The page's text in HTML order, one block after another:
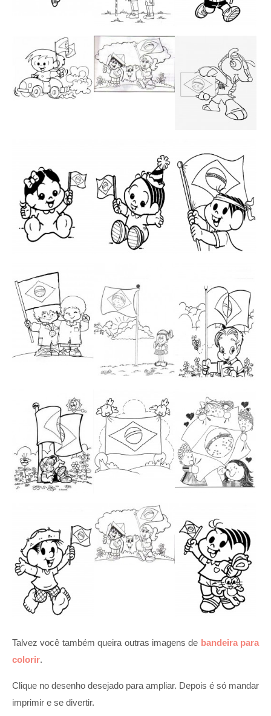
Talvez você também queira outras imagens de bandeira para
colorir.
Clique no desenho desejado para ampliar. Depois é só mandar
imprimir e se divertir.